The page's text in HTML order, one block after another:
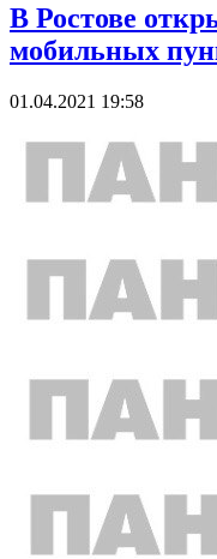
В Ростове
мобильных
01.04.2021 19:58